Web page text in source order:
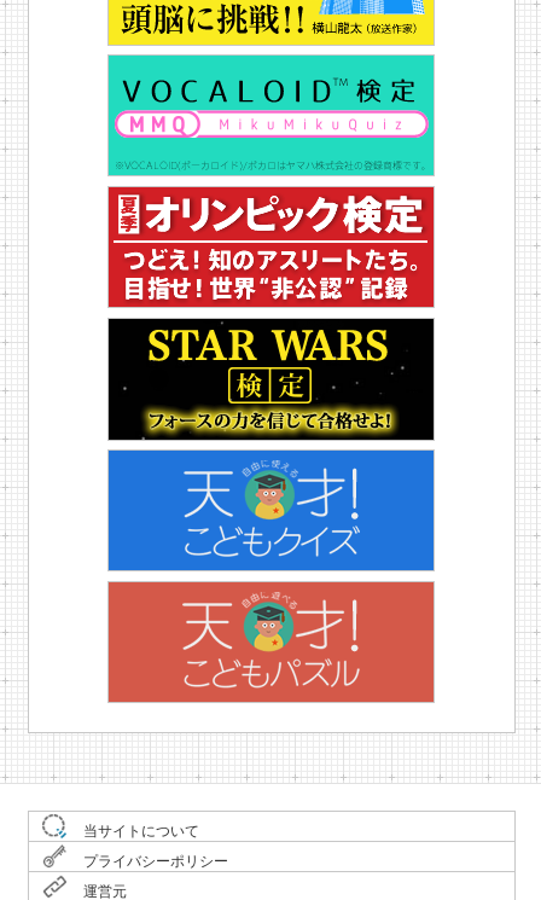
当サイトについて
プライバシーポリシー
運営元